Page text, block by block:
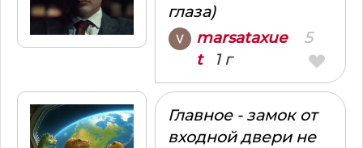
глаза)
marsataxue
t1 г
5
Главное - замок от
входной двери не